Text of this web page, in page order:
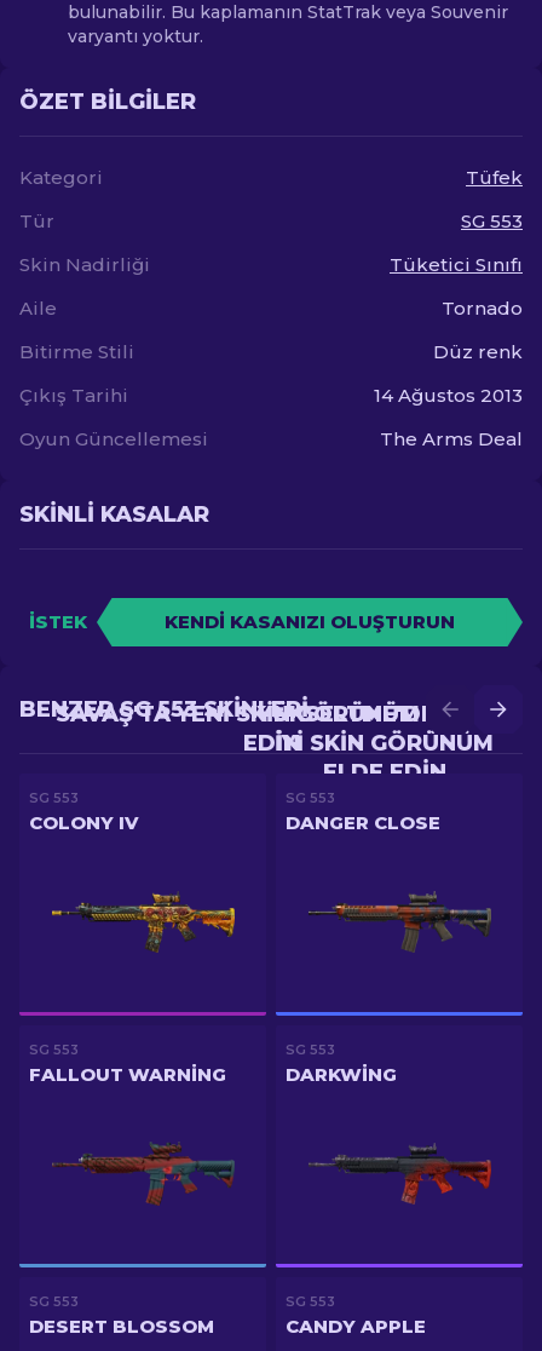
bulunabilir. Bu kaplamanın StatTrak veya Souvenir
varyantı yoktur.
ÖZET BILGILER
Kategori
Tüfek
Tür
SG 553
Skin Nadirliği
Tüketici Sınıfı
Aile
Tornado
Bitirme Stili
Düz renk
Çıkış Tarihi
14 Ağustos 2013
Oyun Güncellemesi
The Arms Deal
SKINLI KASALAR
İSTEK KENDI KASANIZI OLUŞTURUN
YÜKSELTME'DE DAHA
IYI SKIN GÖRÜNÜM
ELDE EDIN
SAVAŞ'TA YENI SKIN GÖRÜNÜM ELDE
EDIN
BENZER SG 553 SKINLERI
SG 553
COLONY IV
SG 553
DANGER CLOSE
SG 553
FALLOUT WARNING
SG 553
DARKWING
SG 553
DESERT BLOSSOM
SG 553
CANDY APPLE